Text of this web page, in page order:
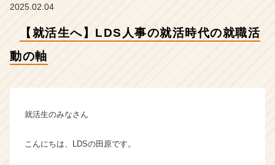
イ
ン】
ャ
2025.02.04
【就活生へ】LDS人事の就活時代の就職活
動の軸
就活生のみなさん
こんにちは、LDSの田原です。